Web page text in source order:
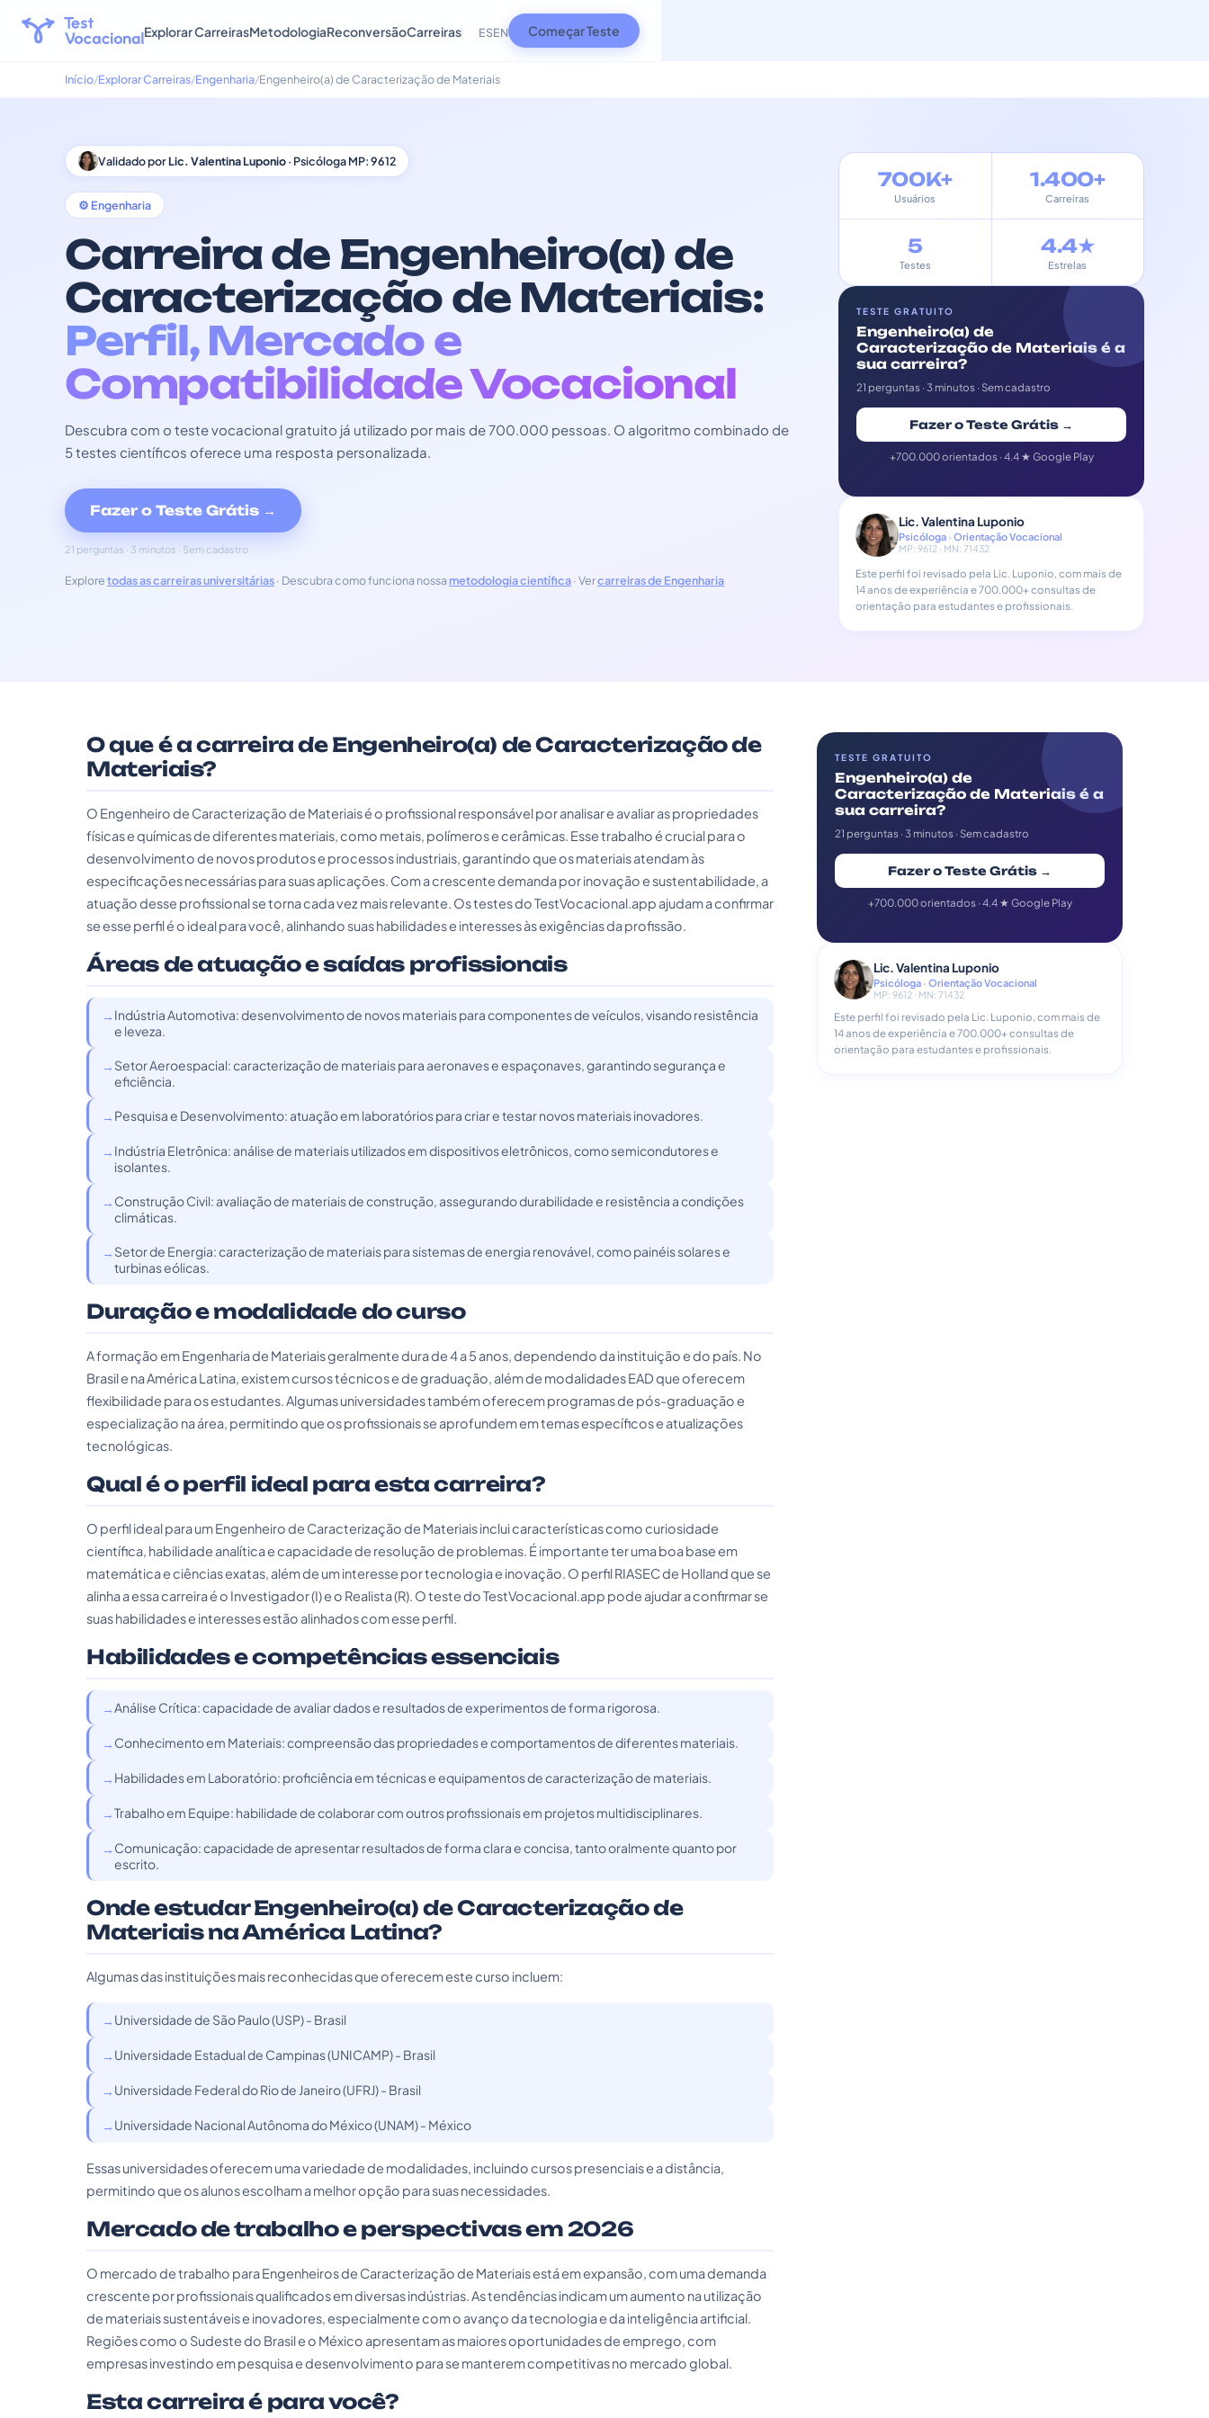
Explorar CarreirasMetodologiaReconversãoCarreiras ESEN Começar Teste
Início Explorar Carreiras Engenharia Engenheiro(a) de Caracterização de Materiais
Validado porLic. Valentina Luponio· Psicóloga MP: 9612
⚙️ Engenharia
Carreira de Engenheiro(a) de
Caracterização de Materiais:
Perfil, Mercado e
Compatibilidade Vocacional
Descubra com o teste vocacional gratuito já utilizado por mais de 700.000 pessoas. O algoritmo combinado de
5 testes científicos oferece uma resposta personalizada.
Fazer o Teste Grátis →
21 perguntas · 3 minutos · Sem cadastro
Exploretodas as carreiras universitárias· Descubra como funciona nossa metodologia científica· Vercarreiras de Engenharia
700K+
Usuários
1.400+
Carreiras
5
Testes
4.4★
Estrelas
TESTE GRATUITO
Engenheiro(a) de
Caracterização de Materiais é a
sua carreira?
21 perguntas · 3 minutos · Sem cadastro
Fazer o Teste Grátis →
+700.000 orientados · 4.4 ★ Google Play
Lic. Valentina Luponio
Psicóloga · Orientação Vocacional
MP: 9612 · MN: 71432
Este perfil foi revisado pela Lic. Luponio, com mais de
14 anos de experiência e 700.000+ consultas de
orientação para estudantes e profissionais.
O que é a carreira de Engenheiro(a) de Caracterização de
Materiais?
O Engenheiro de Caracterização de Materiais é o profissional responsável por analisar e avaliar as propriedades
físicas e químicas de diferentes materiais, como metais, polímeros e cerâmicas. Esse trabalho é crucial para o
desenvolvimento de novos produtos e processos industriais, garantindo que os materiais atendam às
especificações necessárias para suas aplicações. Com a crescente demanda por inovação e sustentabilidade, a
atuação desse profissional se torna cada vez mais relevante. Os testes do TestVocacional.app ajudam a confirmar
se esse perfil é o ideal para você, alinhando suas habilidades e interesses às exigências da profissão.
Áreas de atuação e saídas profissionais
Indústria Automotiva: desenvolvimento de novos materiais para componentes de veículos, visando resistência
e leveza.
Setor Aeroespacial: caracterização de materiais para aeronaves e espaçonaves, garantindo segurança e
eficiência.
Pesquisa e Desenvolvimento: atuação em laboratórios para criar e testar novos materiais inovadores.
Indústria Eletrônica: análise de materiais utilizados em dispositivos eletrônicos, como semicondutores e
isolantes.
Construção Civil: avaliação de materiais de construção, assegurando durabilidade e resistência a condições
climáticas.
Setor de Energia: caracterização de materiais para sistemas de energia renovável, como painéis solares e
turbinas eólicas.
Duração e modalidade do curso
A formação em Engenharia de Materiais geralmente dura de 4 a 5 anos, dependendo da instituição e do país. No
Brasil e na América Latina, existem cursos técnicos e de graduação, além de modalidades EAD que oferecem
flexibilidade para os estudantes. Algumas universidades também oferecem programas de pós-graduação e
especialização na área, permitindo que os profissionais se aprofundem em temas específicos e atualizações
tecnológicas.
Qual é o perfil ideal para esta carreira?
O perfil ideal para um Engenheiro de Caracterização de Materiais inclui características como curiosidade
científica, habilidade analítica e capacidade de resolução de problemas. É importante ter uma boa base em
matemática e ciências exatas, além de um interesse por tecnologia e inovação. O perfil RIASEC de Holland que se
alinha a essa carreira é o Investigador (I) e o Realista (R). O teste do TestVocacional.app pode ajudar a confirmar se
suas habilidades e interesses estão alinhados com esse perfil.
Habilidades e competências essenciais
Análise Crítica: capacidade de avaliar dados e resultados de experimentos de forma rigorosa.
Conhecimento em Materiais: compreensão das propriedades e comportamentos de diferentes materiais.
Habilidades em Laboratório: proficiência em técnicas e equipamentos de caracterização de materiais.
Trabalho em Equipe: habilidade de colaborar com outros profissionais em projetos multidisciplinares.
Comunicação: capacidade de apresentar resultados de forma clara e concisa, tanto oralmente quanto por
escrito.
Onde estudar Engenheiro(a) de Caracterização de
Materiais na América Latina?
Algumas das instituições mais reconhecidas que oferecem este curso incluem:
Universidade de São Paulo (USP) - Brasil
Universidade Estadual de Campinas (UNICAMP) - Brasil
Universidade Federal do Rio de Janeiro (UFRJ) - Brasil
Universidade Nacional Autônoma do México (UNAM) - México
Essas universidades oferecem uma variedade de modalidades, incluindo cursos presenciais e a distância,
permitindo que os alunos escolham a melhor opção para suas necessidades.
Mercado de trabalho e perspectivas em 2026
O mercado de trabalho para Engenheiros de Caracterização de Materiais está em expansão, com uma demanda
crescente por profissionais qualificados em diversas indústrias. As tendências indicam um aumento na utilização
de materiais sustentáveis e inovadores, especialmente com o avanço da tecnologia e da inteligência artificial.
Regiões como o Sudeste do Brasil e o México apresentam as maiores oportunidades de emprego, com
empresas investindo em pesquisa e desenvolvimento para se manterem competitivas no mercado global.
Esta carreira é para você?
TESTE GRATUITO
Engenheiro(a) de
Caracterização de Materiais é a
sua carreira?
21 perguntas · 3 minutos · Sem cadastro
Fazer o Teste Grátis →
+700.000 orientados · 4.4 ★ Google Play
Lic. Valentina Luponio
Psicóloga · Orientação Vocacional
MP: 9612 · MN: 71432
Este perfil foi revisado pela Lic. Luponio, com mais de
14 anos de experiência e 700.000+ consultas de
orientação para estudantes e profissionais.